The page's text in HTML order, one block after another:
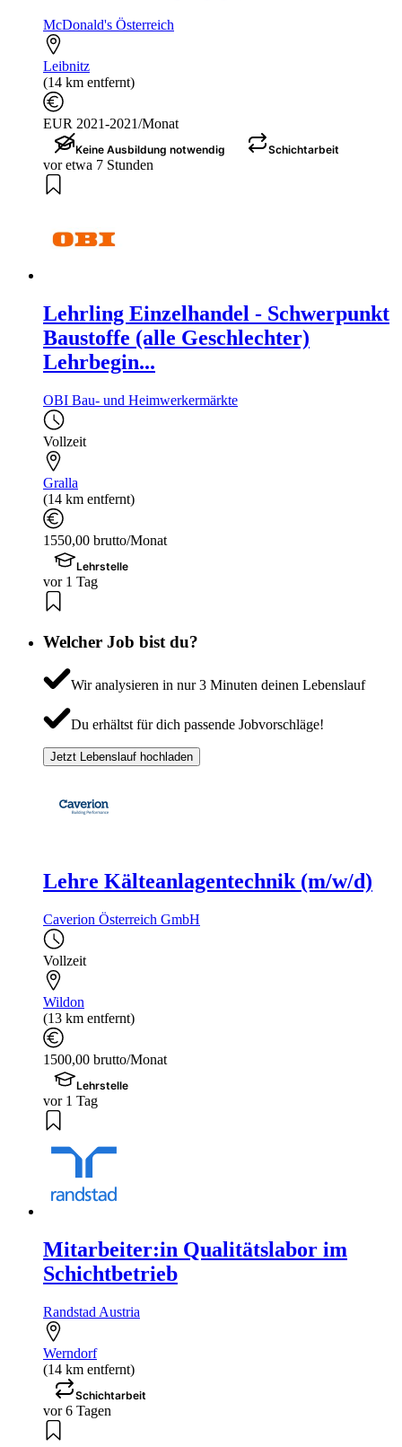
McDonald's Österreich
Leibnitz
(14 km entfernt)
EUR 2021-2021/Monat
Keine Ausbildung notwendig Schichtarbeit
vor etwa 7 Stunden
Lehrling Einzelhandel - Schwerpunkt
Baustoffe (alle Geschlechter)
Lehrbegin...
OBI Bau- und Heimwerkermärkte
Vollzeit
Gralla
(14 km entfernt)
1550,00 brutto/Monat
Lehrstelle
vor 1 Tag
Welcher Job bist du?
Wir analysieren in nur 3 Minuten deinen Lebenslauf
Du erhältst für dich passende Jobvorschläge!
Jetzt Lebenslauf hochladen
Lehre Kälteanlagentechnik (m/w/d)
Caverion Österreich GmbH
Vollzeit
Wildon
(13 km entfernt)
1500,00 brutto/Monat
Lehrstelle
vor 1 Tag
Mitarbeiter:in Qualitätslabor im
Schichtbetrieb
Randstad Austria
Werndorf
(14 km entfernt)
Schichtarbeit
vor 6 Tagen